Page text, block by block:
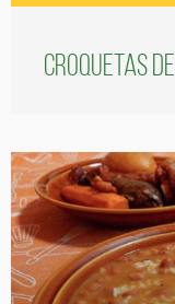
Croquetas